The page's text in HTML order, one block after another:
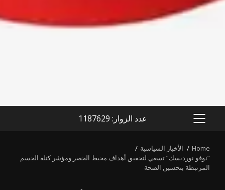
PRIMARY
عدد الزوار: 1187629
Home
الأخبار السياسية
“نوفو نورديسك” تسعي لتحقيق أهداف محيط الخصر ومؤشر كتلة الجسم
المرتبطة بتحسين الصحة